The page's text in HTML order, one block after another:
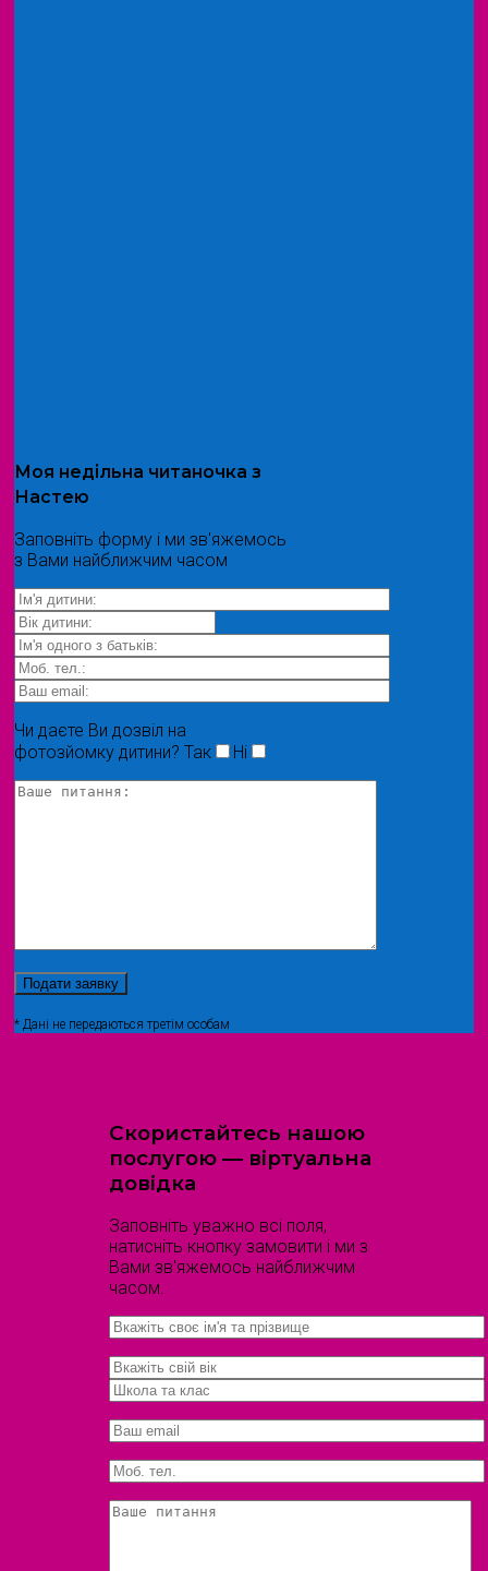
Моя недільна читаночка з
Настею
Заповніть форму і ми зв'яжемось
з Вами найближчим часом
Чи даєте Ви дозвіл на
фотозйомку дитини? Так Ні
* Дані не передаються третім особам
Скористайтесь нашою
послугою — віртуальна
довідка
Заповніть уважно всі поля,
натисніть кнопку замовити і ми з
Вами зв'яжемось найближчим
часом.